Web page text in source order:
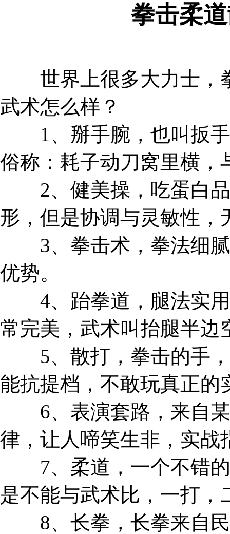
拳击柔
世界上很多大力士，
武术怎么样？
1、掰手腕，也叫扳手
俗称：耗子动刀窝里横，
2、健美操，吃蛋白品
形，但是协调与灵敏性，
3、拳击术，拳法细腻
优势。
4、跆拳道，腿法实用
常完美，武术叫抬腿半边
5、散打，拳击的手，
能抗提档，不敢玩真正的
6、表演套路，来自某
律，让人啼笑生非，实战
7、柔道，一个不错的
是不能与武术比，一打，
8、长拳，长拳来自民